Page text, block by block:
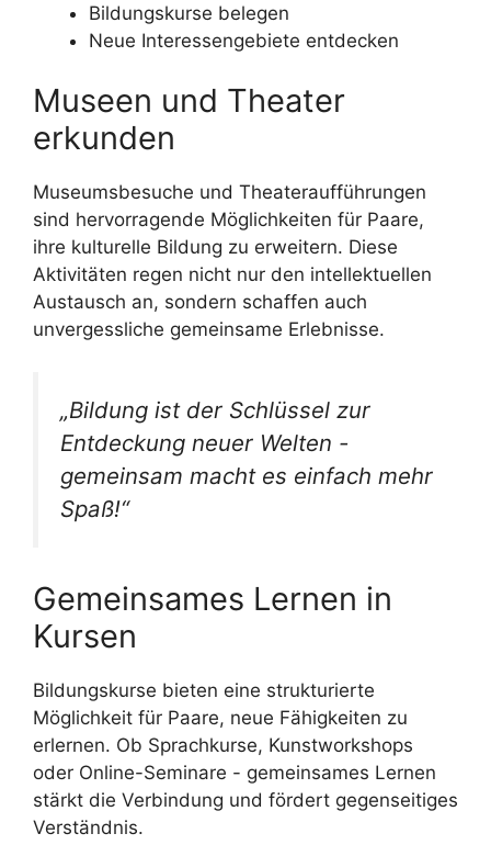
Bildungskurse belegen
Neue Interessengebiete entdecken
Museen und Theater
erkunden
Museumsbesuche und Theateraufführungen
sind hervorragende Möglichkeiten für Paare,
ihre kulturelle Bildung zu erweitern. Diese
Aktivitäten regen nicht nur den intellektuellen
Austausch an, sondern schaffen auch
unvergessliche gemeinsame Erlebnisse.
„Bildung ist der Schlüssel zur
Entdeckung neuer Welten -
gemeinsam macht es einfach mehr
Spaß!“
Gemeinsames Lernen in
Kursen
Bildungskurse bieten eine strukturierte
Möglichkeit für Paare, neue Fähigkeiten zu
erlernen. Ob Sprachkurse, Kunstworkshops
oder Online-Seminare - gemeinsames Lernen
stärkt die Verbindung und fördert gegenseitiges
Verständnis.